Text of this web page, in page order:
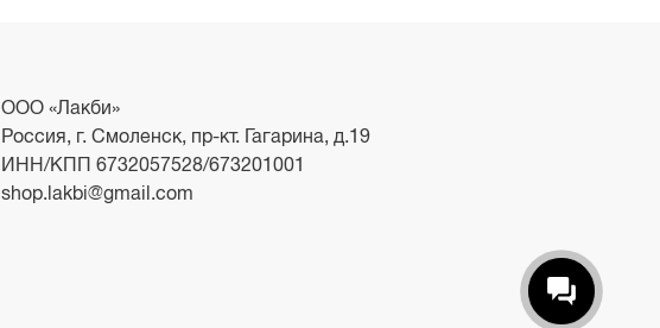
ООО «Лакби»
Россия, г. Смоленск, пр-кт. Гагарина, д.19
ИНН/КПП 6732057528/673201001
shop.lakbi@gmail.com